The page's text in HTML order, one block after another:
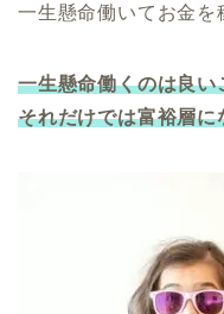
一生懸命働いてお金を
一生懸命働くのは良い
それだけでは富裕層に